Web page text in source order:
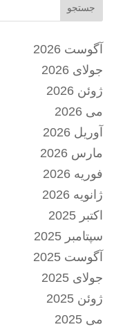
جستجو
آگوست 2026
جولای 2026
ژوئن 2026
می 2026
آوریل 2026
مارس 2026
فوریه 2026
ژانویه 2026
اکتبر 2025
سپتامبر 2025
آگوست 2025
جولای 2025
ژوئن 2025
می 2025